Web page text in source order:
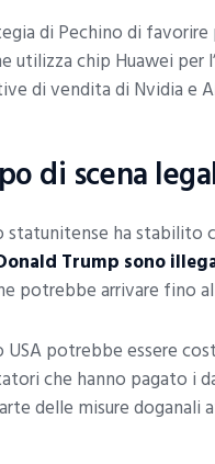
di Pechino di
utilizza chip Huawei per
di vendita di Nvidia e
di scena
statunitense ha stabilito
Trump sono
potrebbe arrivare fino
potrebbe essere
che hanno pagato i
delle misure